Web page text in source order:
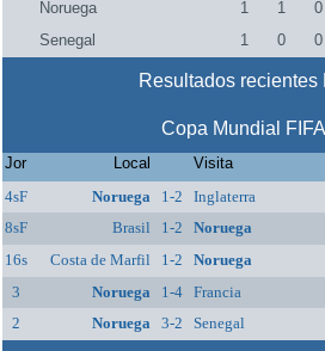
Noruega
1 1 0
Senegal
1 0 0
Resultados recientes
Copa Mundial
Jor Local Visita
4sF
Noruega 1-2 Inglaterra
8sF
Brasil 1-2 Noruega
16s
Costa de Marfil 1-2 Noruega
3
Noruega 1-4 Francia
2
Noruega 3-2 Senegal